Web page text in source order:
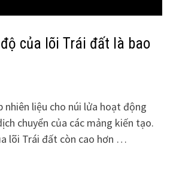
của lõi Trái đất là bao
nhiên liệu cho núi lửa hoạt động
chuyển của các mảng kiến tạo.
lõi Trái đất còn cao hơn …